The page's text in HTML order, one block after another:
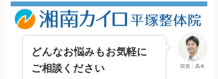
院長：高木
どんなお悩みもお気軽に
ご相談ください